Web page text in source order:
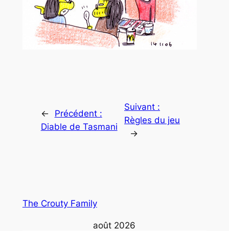
←
Précédent :
Diable de Tasmani
Suivant :
Règles du jeu
→
The Crouty Family
août 2026